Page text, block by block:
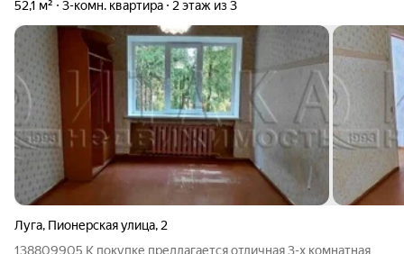
52,1 м² 3-комн. квартира 2 этаж из 3
Луга, Пионерская улица, 2
138809905 К покупке предлагается отличная 3-х комнатная